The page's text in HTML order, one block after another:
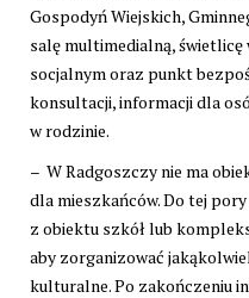
Gospodyń Wiejskich,
salę multimedialną,
socjalnym oraz punkt
konsultacji, informacji dla
w rodzinie.
– W Radgoszczy nie ma
dla mieszkańców. Do tej
z obiektu szkół lub
aby zorganizować
kulturalne. Po zakończeniu